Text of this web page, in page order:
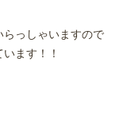
らっしゃいますので
ます！！